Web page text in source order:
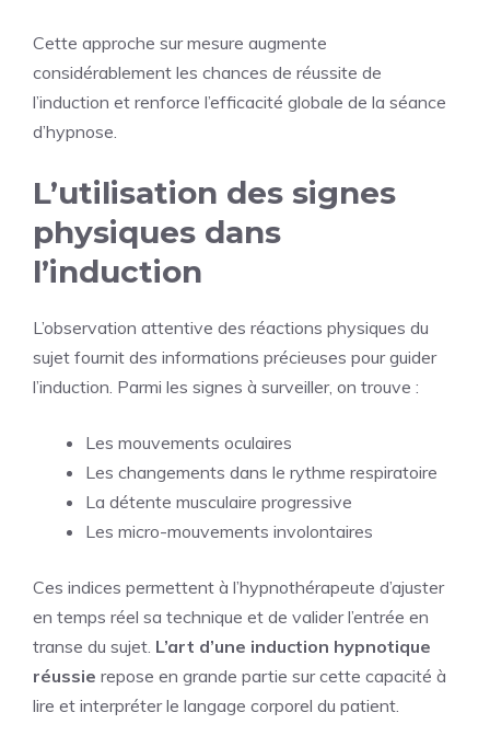
Cette approche sur mesure augmente
considérablement les chances de réussite de
l’induction et renforce l’efficacité globale de la séance
d’hypnose.
L’utilisation des signes
physiques dans
l’induction
L’observation attentive des réactions physiques du
sujet fournit des informations précieuses pour guider
l’induction. Parmi les signes à surveiller, on trouve :
Les mouvements oculaires
Les changements dans le rythme respiratoire
La détente musculaire progressive
Les micro-mouvements involontaires
Ces indices permettent à l’hypnothérapeute d’ajuster
en temps réel sa technique et de valider l’entrée en
transe du sujet. L’art d’une induction hypnotique
réussie repose en grande partie sur cette capacité à
lire et interpréter le langage corporel du patient.